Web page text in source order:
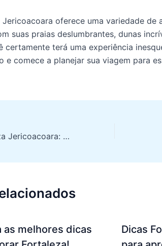
Jericoacoara oferece uma variedade de
suas praias deslumbrantes, dunas
certamente terá uma experiência
e comece a planejar sua viagem para
Transfer Fortaleza Jericoacoara: o guia completo para sua viagem
as melhores dicas
Dicas